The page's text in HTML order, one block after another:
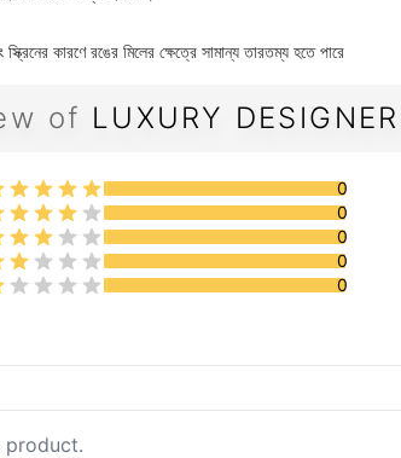
কারণে রঙের মিলের ক্ষেত্রে সামান্য তারতম্য হতে পারে
of LUXURY
0
0
0
0
0
product.